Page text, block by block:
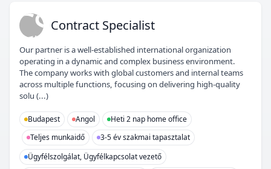
CS Contract Specialist
Our partner is a well-established international organization
operating in a dynamic and complex business environment.
The company works with global customers and internal teams
across multiple functions, focusing on delivering high-quality
solu (...)
Budapest Angol
Heti 2 nap home office
Teljes munkaidő
3-5 év szakmai tapasztalat
Ügyfélszolgálat, Ügyfélkapcsolat vezető